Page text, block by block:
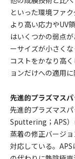
といった環境ファ
より高い応力やUV
はいくつかの弱点
ーサイズが小さく
コストをかなり高
ョンだけへの適用に
先進的プラズマス
先進的プラズマス
Sputtering；APS）
蒸着の修正バージ
対応している。